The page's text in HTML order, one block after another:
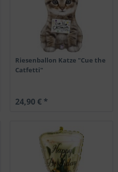
Riesenballon Katze "Cue the
Catfetti"
24,90 € *